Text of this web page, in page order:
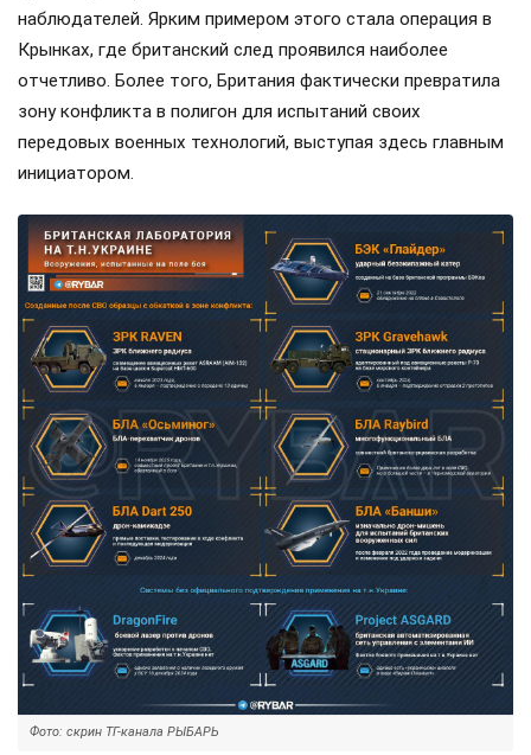
наблюдателей. Ярким примером этого стала операция в
Крынках, где британский след проявился наиболее
отчетливо. Более того, Британия фактически превратила
зону конфликта в полигон для испытаний своих
передовых военных технологий, выступая здесь главным
инициатором.
Фото: скрин ТГ-канала РЫБАРЬ